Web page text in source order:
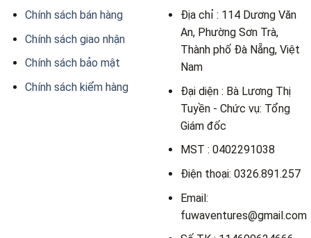
Chính sách bán hàng
Chính sách giao nhận
Chính sách bảo mật
Chính sách kiểm hàng
Địa chỉ : 114 Dương Văn
An, Phường Sơn Trà,
Thành phố Đà Nẵng, Việt
Nam
Đại diện : Bà Lương Thị
Tuyền - Chức vụ: Tổng
Giám đốc
MST : 0402291038
Điện thoại: 0326.891.257
Email:
fuwaventures@gmail.com